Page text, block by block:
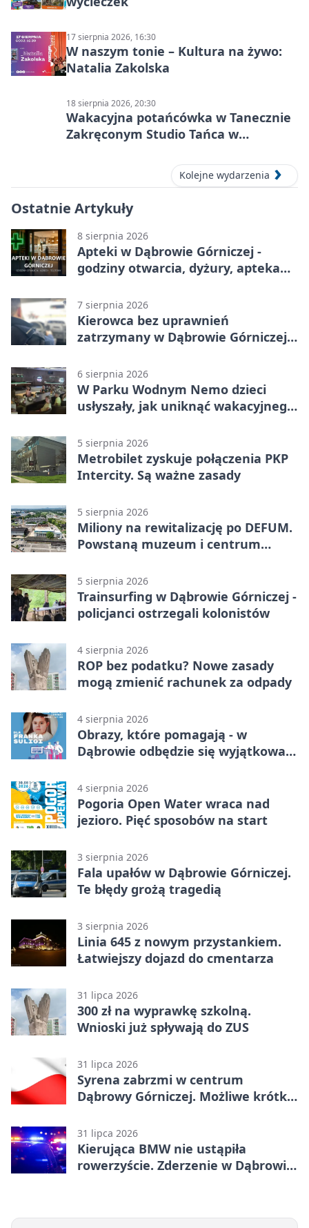
17 sierpnia 2026, 16:30
W naszym tonie – Kultura na żywo:
Natalia Zakolska
18 sierpnia 2026, 20:30
Wakacyjna potańcówka w Tanecznie
Zakręconym Studio Tańca w
Kolejne wydarzenia
Ostatnie Artykuły
8 sierpnia 2026
Apteki w Dąbrowie Górniczej -
godziny otwarcia, dyżury, apteka
7 sierpnia 2026
Kierowca bez uprawnień
zatrzymany w Dąbrowie Górniczej.
6 sierpnia 2026
W Parku Wodnym Nemo dzieci
usłyszały, jak uniknąć wakacyjnego
5 sierpnia 2026
Metrobilet zyskuje połączenia PKP
Intercity. Są ważne zasady
5 sierpnia 2026
Miliony na rewitalizację po DEFUM.
Powstaną muzeum i centrum
5 sierpnia 2026
Trainsurfing w Dąbrowie Górniczej -
policjanci ostrzegali kolonistów
4 sierpnia 2026
ROP bez podatku? Nowe zasady
mogą zmienić rachunek za odpady
4 sierpnia 2026
Obrazy, które pomagają - w
Dąbrowie odbędzie się wyjątkowa
4 sierpnia 2026
Pogoria Open Water wraca nad
jezioro. Pięć sposobów na start
3 sierpnia 2026
Fala upałów w Dąbrowie Górniczej.
Te błędy grożą tragedią
3 sierpnia 2026
Linia 645 z nowym przystankiem.
Łatwiejszy dojazd do cmentarza
31 lipca 2026
300 zł na wyprawkę szkolną.
Wnioski już spływają do ZUS
31 lipca 2026
Syrena zabrzmi w centrum
Dąbrowy Górniczej. Możliwe krótkie
31 lipca 2026
Kierująca BMW nie ustąpiła
rowerzyście. Zderzenie w Dąbrowie